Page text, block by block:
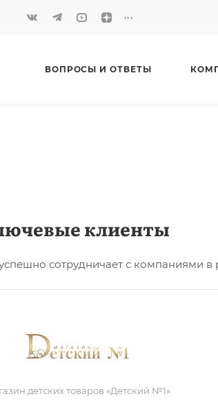
...
ВОПРОСЫ И ОТВЕТЫ
клиенты
сотрудничает с компаниями в
детских товаров «Детский №1»